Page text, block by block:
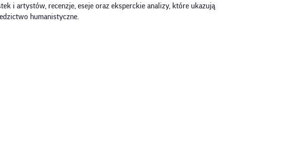
i artystów, recenzje, eseje oraz eksperckie analizy, które ukazują
humanistyczne.